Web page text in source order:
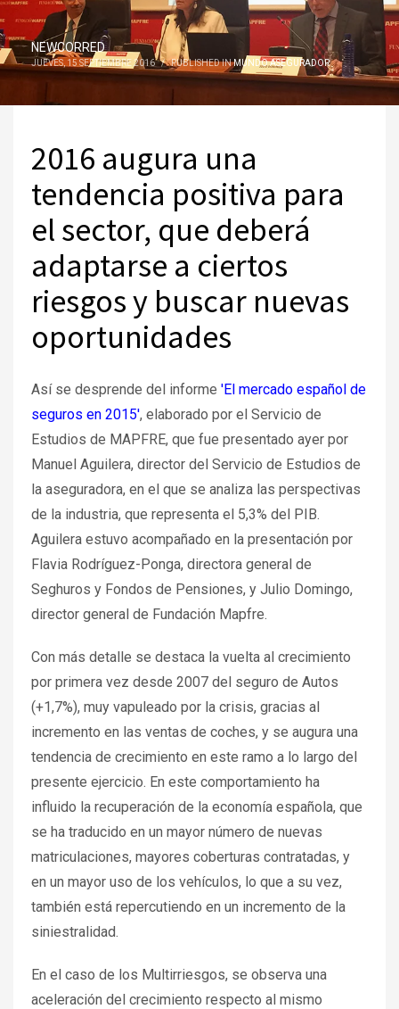
NEWCORRED
JUEVES, 15 SEPTIEMBRE 2016 / PUBLISHED INMUNDO ASEGURADOR
2016 augura una
tendencia positiva para
el sector, que deberá
adaptarse a ciertos
riesgos y buscar nuevas
oportunidades
Así se desprende del informe 'El mercado español de
seguros en 2015', elaborado por el Servicio de
Estudios de MAPFRE, que fue presentado ayer por
Manuel Aguilera, director del Servicio de Estudios de
la aseguradora, en el que se analiza las perspectivas
de la industria, que representa el 5,3% del PIB.
Aguilera estuvo acompañado en la presentación por
Flavia Rodríguez-Ponga, directora general de
Seghuros y Fondos de Pensiones, y Julio Domingo,
director general de Fundación Mapfre.
Con más detalle se destaca la vuelta al crecimiento
por primera vez desde 2007 del seguro de Autos
(+1,7%), muy vapuleado por la crisis, gracias al
incremento en las ventas de coches, y se augura una
tendencia de crecimiento en este ramo a lo largo del
presente ejercicio. En este comportamiento ha
influido la recuperación de la economía española, que
se ha traducido en un mayor número de nuevas
matriculaciones, mayores coberturas contratadas, y
en un mayor uso de los vehículos, lo que a su vez,
también está repercutiendo en un incremento de la
siniestralidad.
En el caso de los Multirriesgos, se observa una
aceleración del crecimiento respecto al mismo